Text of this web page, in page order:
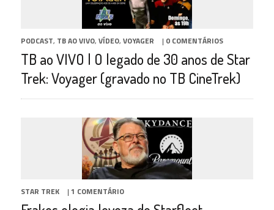
PODCAST, TB AO VIVO, VÍDEO, VOYAGER | 0 COMENTÁRIOS
TB ao VIVO | O legado de 30 anos de Star
Trek: Voyager (gravado no TB CineTrek)
STAR TREK | 1 COMENTÁRIO